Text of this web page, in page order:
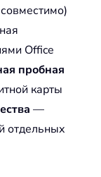
Office
пробная
карты
—
отдельных